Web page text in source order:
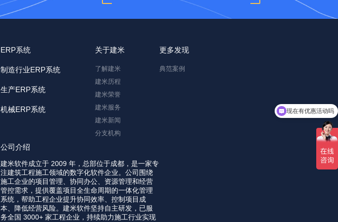
ERP系统
制造行业ERP系统
生产ERP系统
机械ERP系统
关于建米
了解建米
建米历程
建米荣誉
建米服务
建米新闻
分支机构
更多发现
典范案例
公司介绍
建米软件成立于 2009 年，总部位于成都，是一家专
注建筑工程施工领域的数字化软件企业。公司围绕
施工企业的项目管理、协同办公、资源管理和经营
管控需求，提供覆盖项目全生命周期的一体化管理
系统，帮助工程企业提升协同效率、控制项目成
本、降低经营风险。建米软件坚持自主研发，已服
务全国 3000+ 家工程企业，持续助力施工行业实现
可以介绍下你们的产品么
现在有优惠活动吗